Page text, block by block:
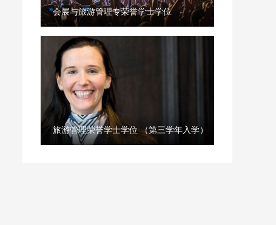
会展与旅游管理专荣誉学士学位
旅游管理荣誉学士学位 （第三学年入学）